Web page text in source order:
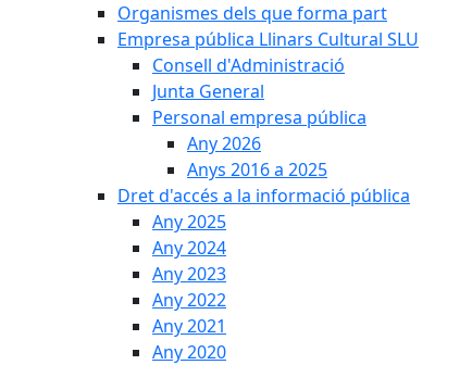
Organismes dels que forma part
Empresa pública Llinars Cultural SLU
Consell d'Administració
Junta General
Personal empresa pública
Any 2026
Anys 2016 a 2025
Dret d'accés a la informació pública
Any 2025
Any 2024
Any 2023
Any 2022
Any 2021
Any 2020